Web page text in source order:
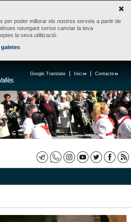
per poder millorar els nostres serveis a partir de
navegant sense canviar la teva
la seva utilització.
Contacte
Inici
Google Translate